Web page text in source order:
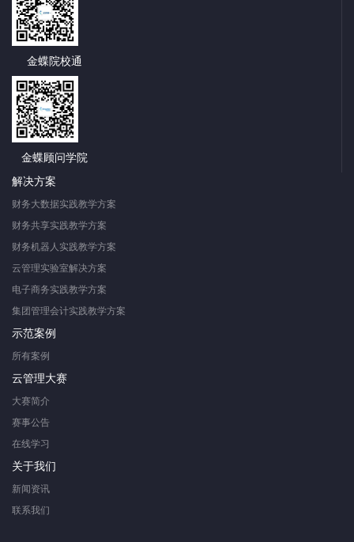
金蝶院校通
金蝶顾问学院
解决方案
财务大数据实践教学方案
财务共享实践教学方案
财务机器人实践教学方案
云管理实验室解决方案
电子商务实践教学方案
集团管理会计实践教学方案
示范案例
所有案例
云管理大赛
大赛简介
赛事公告
在线学习
关于我们
新闻资讯
联系我们